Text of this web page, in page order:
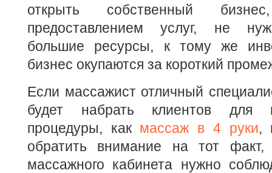
открыть собственный
предоставлением услуг, не
большие ресурсы, к тому же
бизнес окупаются за короткий
Если массажист отличный
будет набрать клиентов для
процедуры, как массаж в 4 руки,
обратить внимание на тот
массажного кабинета нужно